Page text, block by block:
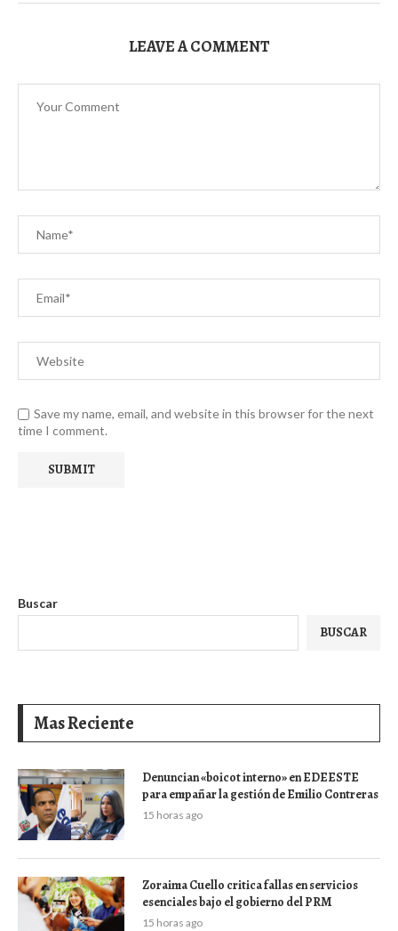
LEAVE A COMMENT
Save my name, email, and website in this browser for the next
time I comment.
Buscar
BUSCAR
Mas Reciente
Denuncian «boicot interno» en EDEESTE
para empañar la gestión de Emilio Contreras
15 horas ago
Zoraima Cuello critica fallas en servicios
esenciales bajo el gobierno del PRM
15 horas ago